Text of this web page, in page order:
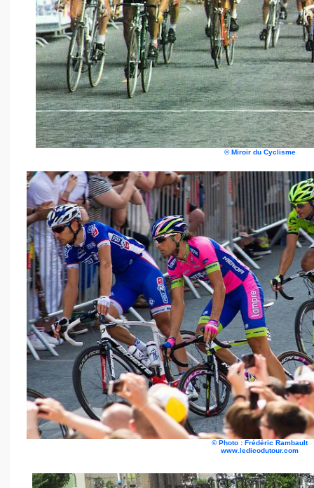
© Miroir du Cyclisme
© Photo : Frédéric Rambault
www.ledicodutour.com